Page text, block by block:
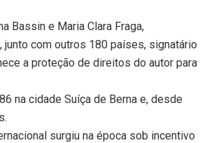
Bassin e Maria Clara Fraga,
com outros 180 países, signatário
a proteção de direitos do autor para
na cidade Suíça de Berna e, desde
surgiu na época sob incentivo